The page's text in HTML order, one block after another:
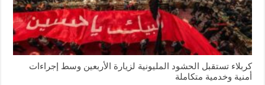
كربلاء تستقبل الحشود المليونية لزيارة الأربعين وسط إجراءات
أمنية وخدمية متكاملة